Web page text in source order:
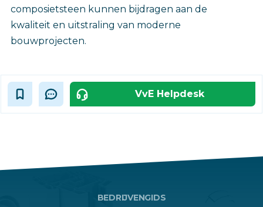
composietsteen kunnen bijdragen aan de
kwaliteit en uitstraling van moderne
bouwprojecten.
VvE Helpdesk
BEDRIJVENGIDS